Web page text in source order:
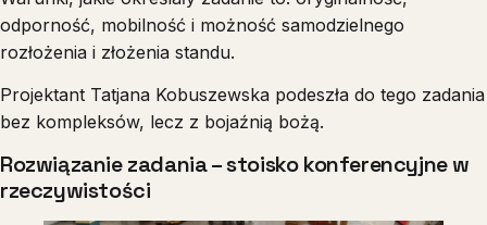
odporność, mobilność i możność samodzielnego
rozłożenia i złożenia standu.
Projektant Tatjana Kobuszewska podeszła do tego zadania
bez kompleksów, lecz z bojaźnią bożą.
Rozwiązanie zadania – stoisko konferencyjne w
rzeczywistości